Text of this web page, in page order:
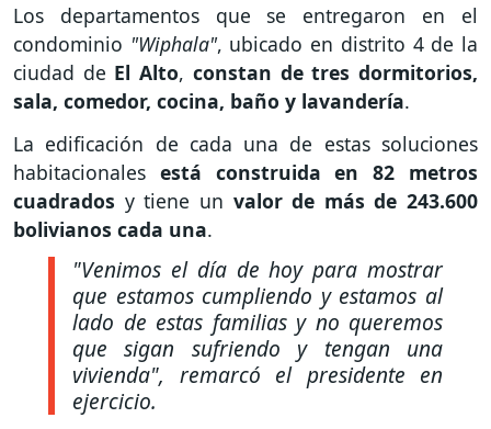
Los departamentos que se entregaron en el
condominio "Wiphala", ubicado en distrito 4 de la
ciudad de El Alto, constan de tres dormitorios,
sala, comedor, cocina, baño y lavandería.
La edificación de cada una de estas soluciones
habitacionales está construida en 82 metros
cuadrados y tiene un valor de más de 243.600
bolivianos cada una.
"Venimos el día de hoy para mostrar
que estamos cumpliendo y estamos al
lado de estas familias y no queremos
que sigan sufriendo y tengan una
vivienda", remarcó el presidente en
ejercicio.